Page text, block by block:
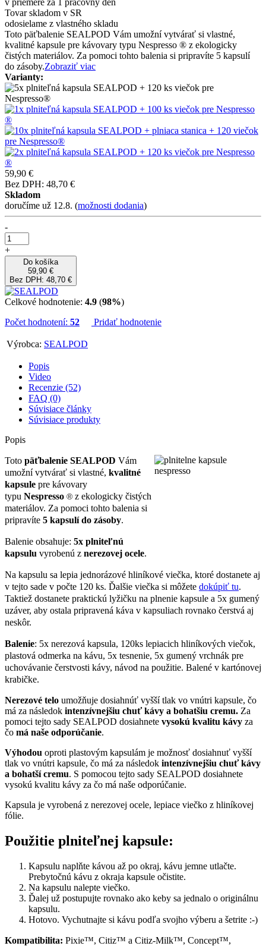
Tovar skladom v SR
odosielame z vlastného skladu
Toto päťbalenie SEALPOD Vám umožní vytvárať si vlastné,
kvalitné kapsule pre kávovary typu Nespresso ® z ekologicky
čistých materiálov. Za pomoci tohto balenia si pripravíte 5 kapsulí
do zásoby.Zobraziť viac
Varianty:
59,90 €
Bez DPH: 48,70 €
Skladom
doručíme už 12.8. (možnosti dodania)
-
+
Do košíka
59,90 €
Bez DPH: 48,70 €
Celkové hodnotenie: 4.9 (98%)
Počet hodnotení: 52 Pridať hodnotenie
Výrobca: SEALPOD
Popis
Video
Recenzie (52)
FAQ (0)
Súvisiace články
Súvisiace produkty
Popis
Toto päťbalenie SEALPOD Vám
umožní vytvárať si vlastné, kvalitné
kapsule pre kávovary
typu Nespresso ® z ekologicky čistých
materiálov. Za pomoci tohto balenia si
pripravíte 5 kapsulí do zásoby.
Balenie obsahuje: 5x plniteľnú
kapsulu vyrobenú z nerezovej ocele.
Na kapsulu sa lepia jednorázové hliníkové viečka, ktoré dostanete aj
v tejto sade v počte 120 ks. Ďalšie viečka si môžete dokúpiť tu.
Taktiež dostanete praktickú lyžičku na plnenie kapsule a 5x gumený
uzáver, aby ostala pripravená káva v kapsuliach rovnako čerstvá aj
neskôr.
Balenie: 5x nerezová kapsula, 120ks lepiacich hliníkových viečok,
plastová odmerka na kávu, 5x tesnenie, 5x gumený vrchnák pre
uchovávanie čerstvosti kávy, návod na použitie. Balené v kartónovej
krabičke.
Nerezové telo umožňuje dosiahnúť vyšší tlak vo vnútri kapsule, čo
má za následok intenzívnejšiu chuť kávy a bohatšiu cremu. Za
pomoci tejto sady SEALPOD dosiahnete vysokú kvalitu kávy za
čo má naše odporúčanie.
Výhodou oproti plastovým kapsulám je možnosť dosiahnuť vyšší
tlak vo vnútri kapsule, čo má za následok intenzívnejšiu chuť kávy
a bohatší cremu. S pomocou tejto sady SEALPOD dosiahnete
vysokú kvalitu kávy za čo má naše odporúčanie.
Kapsula je vyrobená z nerezovej ocele, lepiace viečko z hliníkovej
fólie.
Použitie plniteľnej kapsule:
Kapsulu naplňte kávou až po okraj, kávu jemne utlačte.
Prebytočnú kávu z okraja kapsule očistite.
Na kapsulu nalepte viečko.
Ďalej už postupujte rovnako ako keby sa jednalo o originálnu
kapsulu.
Hotovo. Vychutnajte si kávu podľa svojho výberu a šetrite :-)
Kompatibilita: Pixie™, Citiz™ a Citiz-Milk™, Concept™,